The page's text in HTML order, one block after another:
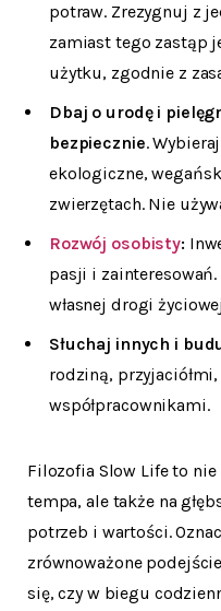
potraw. Zrezygnuj z
zamiast tego zastąp
użytku, zgodnie z
Dbaj o urodę i
bezpiecznie.
ekologiczne,
zwierzętach. Nie
Rozwój osobisty:
pasji i
własnej drogi
Słuchaj innych i
rodziną,
współpracownikami.
Filozofia Slow Life to
tempa, ale także na
potrzeb i wartości.
zrównoważone
się, czy w biegu